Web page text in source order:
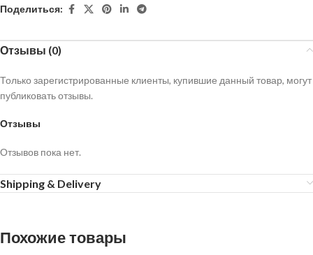
Поделиться:
Отзывы (0)
Отзывы
Отзывов пока нет.
Только зарегистрированные клиенты, купившие данный товар, могут
публиковать отзывы.
Shipping & Delivery
Похожие товары